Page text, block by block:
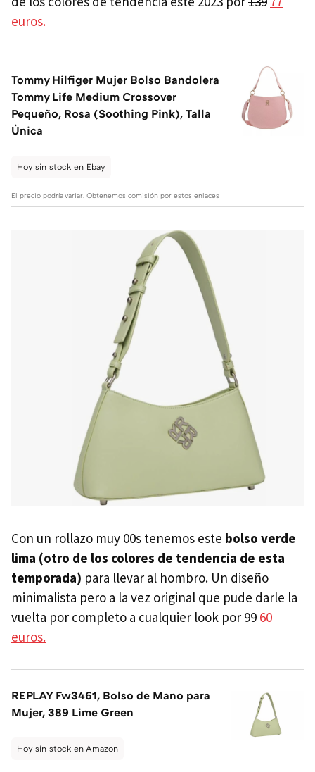
euros.
Tommy Hilfiger Mujer Bolso Bandolera
Tommy Life Medium Crossover
Pequeño, Rosa (Soothing Pink), Talla
Única
Hoy sin stock en Ebay
El precio podría variar. Obtenemos comisión por estos enlaces
Con un rollazo muy 00s tenemos este bolso verde
lima (otro de los colores de tendencia de esta
temporada) para llevar al hombro. Un diseño
minimalista pero a la vez original que pude darle la
vuelta por completo a cualquier look por99 60
euros.
REPLAY Fw3461, Bolso de Mano para
Mujer, 389 Lime Green
Hoy sin stock en Amazon